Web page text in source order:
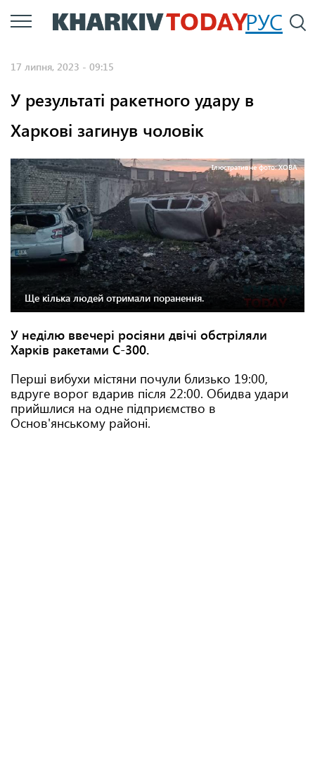
Перейти
до
РУС
17 липня, 2023 - 09:15
У результаті ракетного удару в
Харкові загинув чоловік
Ілюстративне фото: ХОВА
Ще кілька людей отримали поранення.
У неділю ввечері росіяни двічі обстріляли
Харків ракетами С-300.
Перші вибухи містяни почули близько 19:00,
вдруге ворог вдарив після 22:00. Обидва удари
прийшлися на одне підприємство в
Основ'янському районі.